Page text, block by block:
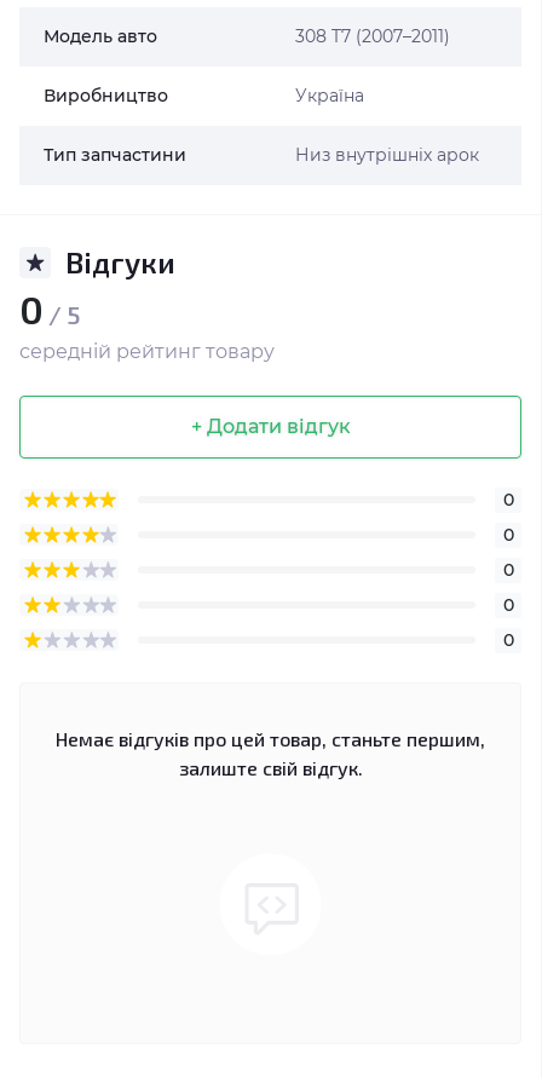
Модель авто 308 T7 (2007–2011)
Виробництво Україна
Тип запчастини Низ внутрішніх арок
Відгуки
0 / 5
середній рейтинг товару
+ Додати відгук
0
0
0
0
0
Немає відгуків про цей товар, станьте першим,
залиште свій відгук.